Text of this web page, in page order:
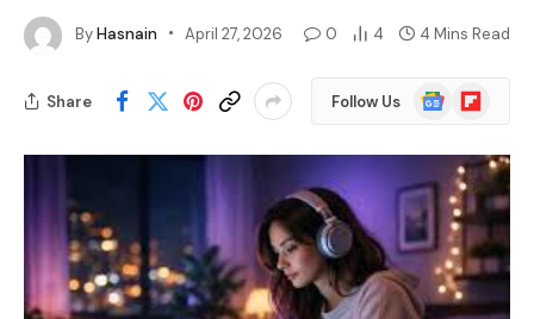
ByHasnain April 27, 2026 0 4 4 Mins Read
Share Follow Us
Google
News
Flipboard